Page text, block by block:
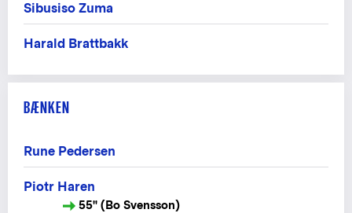
Sibusiso Zuma
Harald Brattbakk
BÆNKEN
Rune Pedersen
Piotr Haren
55" (Bo Svensson)